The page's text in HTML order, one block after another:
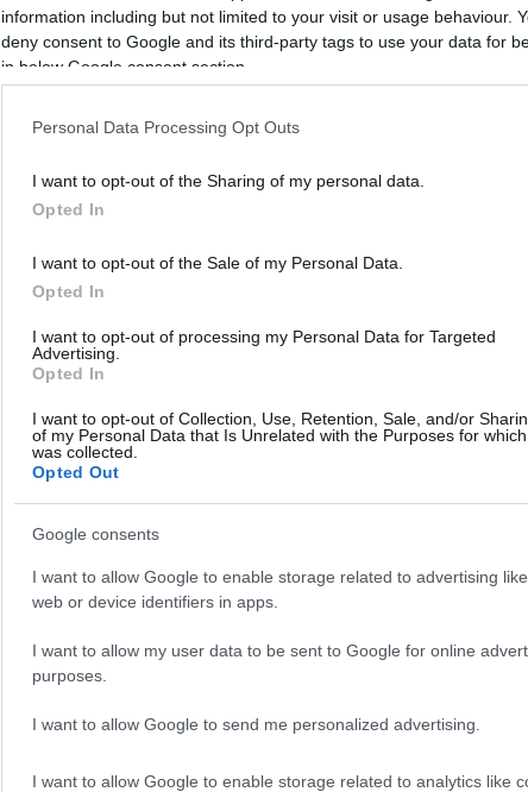
information including but not limited to your visit or usage behaviour.
deny consent to Google and its third-party tags to use your data for
in below Google consent section.
Personal Data Processing Opt Outs
I want to opt-out of the Sharing of my personal data.
Opted In
I want to opt-out of the Sale of my Personal Data.
Opted In
I want to opt-out of processing my Personal Data for Targeted
Advertising.
Opted In
I want to opt-out of Collection, Use, Retention, Sale, and/or
of my Personal Data that Is Unrelated with the Purposes for
was collected.
Opted Out
Google consents
I want to allow Google to enable storage related to advertising
web or device identifiers in apps.
I want to allow my user data to be sent to Google for online
purposes.
I want to allow Google to send me personalized advertising.
I want to allow Google to enable storage related to analytics like